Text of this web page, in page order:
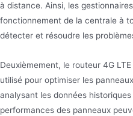
à distance. Ainsi, les
fonctionnement de la centrale à
détecter et résoudre les
Deuxièmement, le routeur 4G
utilisé pour optimiser les
analysant les données
performances des panneaux